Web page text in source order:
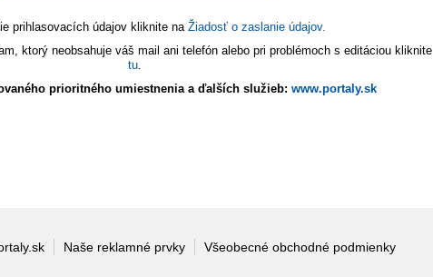
prihlasovacích údajov kliknite na Žiadosť o zaslanie údajov.
ktorý neobsahuje váš mail ani telefón alebo pri problémoch s editáciou kliknite
tu.
prioritného umiestnenia a ďalších služieb: www.portaly.sk
Naše reklamné prvky Všeobecné obchodné podmienky